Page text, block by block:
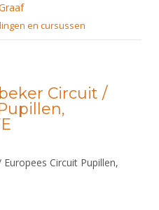
en cursussen
Circuit /
Circuit Pupillen,